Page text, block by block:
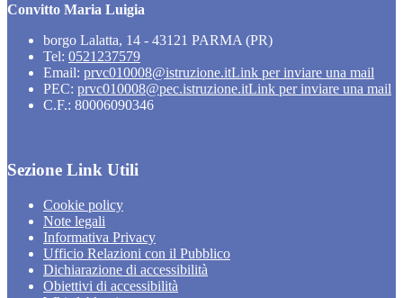
Convitto Maria Luigia
borgo Lalatta, 14 - 43121 PARMA (PR)
Tel: 0521237579
Email: prvc010008@istruzione.itLink per inviare una mail
PEC: prvc010008@pec.istruzione.itLink per inviare una mail
C.F.: 80006090346
Sezione Link Utili
Cookie policy
Note legali
Informativa Privacy
Ufficio Relazioni con il Pubblico
Dichiarazione di accessibilità
Obiettivi di accessibilità